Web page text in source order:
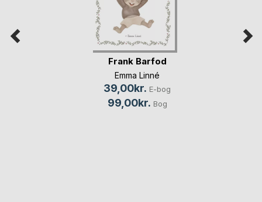
Frank Barfod
Emma Linné
39,00kr. E-bog
99,00kr. Bog